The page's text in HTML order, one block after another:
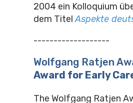
2004 ein Kolloquium
dem TitelAspekte
-------------------
Wolfgang Ratjen
Award for Early
The Wolfgang Ratjen